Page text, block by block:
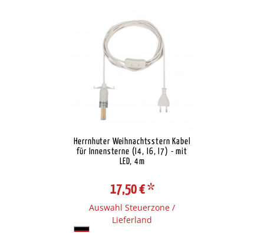
Herrnhuter Weihnachtsstern Kabel
für Innensterne (I4, I6, I7) - mit
LED, 4m
17,50 €*
Auswahl Steuerzone /
Lieferland